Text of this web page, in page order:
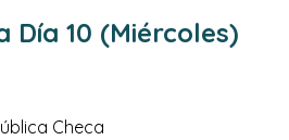
Día 10 (Miércoles)
Checa